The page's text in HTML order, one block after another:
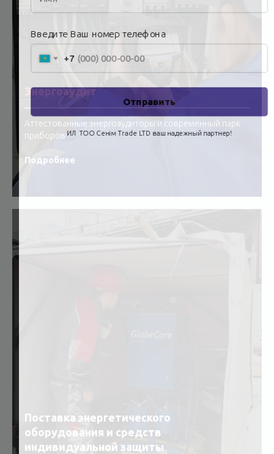
Энергоаудит
Аттестованные энергоаудиторы и современный парк
приборов
Подробнее
Поставка энергетического
оборудования и средств
индивидуальной защиты